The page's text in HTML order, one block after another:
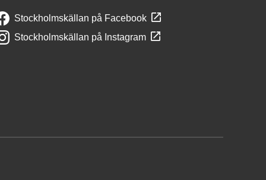
Stockholmskällan på Facebook
Stockholmskällan på Instagram